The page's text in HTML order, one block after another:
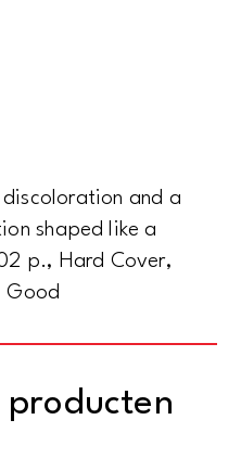
discoloration and a
shaped like a
p., Hard Cover,
Good